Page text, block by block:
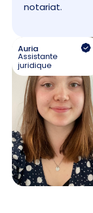
notariat.
Auria
Assistante
juridique